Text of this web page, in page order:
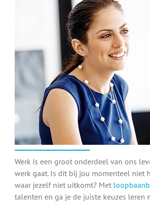
Werk is een groot onderdeel van ons
werk gaat. Is dit bij jou momenteel niet
waar jezelf niet uitkomt? Met
talenten en ga je de juiste keuzes